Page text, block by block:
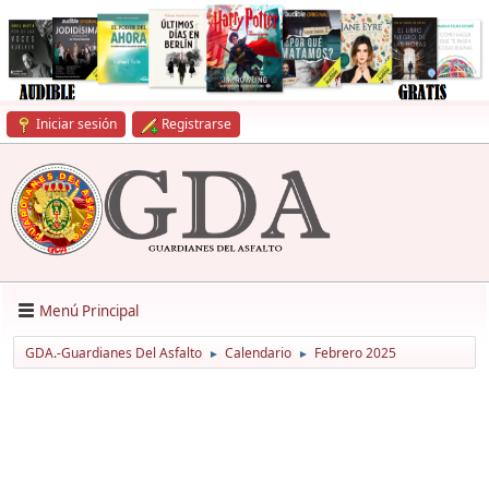
Iniciar sesión Registrarse
Menú Principal
GDA.-Guardianes Del Asfalto ► Calendario ► Febrero 2025